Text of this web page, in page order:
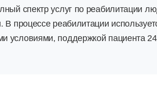
спектр услуг по реабилитации
В процессе реабилитации
условиями, поддержкой пациента